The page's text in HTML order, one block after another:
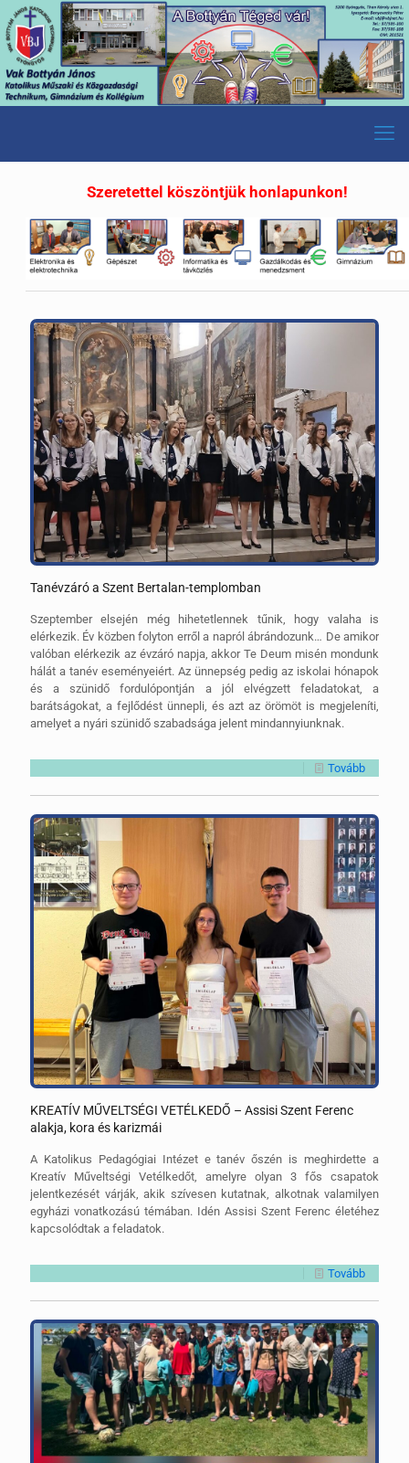
Szeretettel köszöntjük honlapunkon!
Tanévzáró a Szent Bertalan-templomban
Szeptember elsején még hihetetlennek tűnik, hogy valaha is
elérkezik. Év közben folyton erről a napról ábrándozunk… De amikor
valóban elérkezik az évzáró napja, akkor Te Deum misén mondunk
hálát a tanév eseményeiért. Az ünnepség pedig az iskolai hónapok
és a szünidő fordulópontján a jól elvégzett feladatokat, a
barátságokat, a fejlődést ünnepli, és azt az örömöt is megjeleníti,
amelyet a nyári szünidő szabadsága jelent mindannyiunknak.
Tovább
KREATÍV MŰVELTSÉGI VETÉLKEDŐ – Assisi Szent Ferenc
alakja, kora és karizmái
A Katolikus Pedagógiai Intézet e tanév őszén is meghirdette a
Kreatív Műveltségi Vetélkedőt, amelyre olyan 3 fős csapatok
jelentkezését várják, akik szívesen kutatnak, alkotnak valamilyen
egyházi vonatkozású témában. Idén Assisi Szent Ferenc életéhez
kapcsolódtak a feladatok.
Tovább